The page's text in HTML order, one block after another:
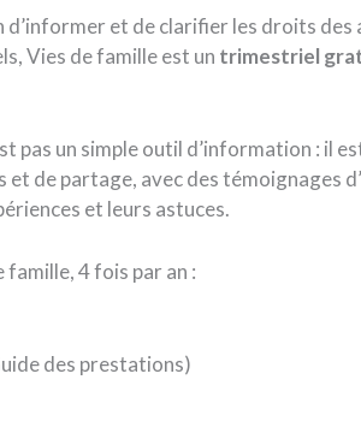
d’informer et de clarifier les droits des
Vies de famille est un trimestriel
pas un simple outil d’information : il
et de partage, avec des témoignages
et leurs astuces.
famille, 4 fois par an :
des prestations)